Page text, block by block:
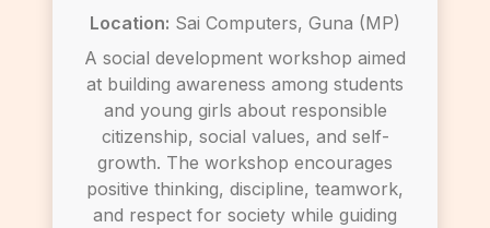
Location: Sai Computers, Guna (MP)
A social development workshop aimed
at building awareness among students
and young girls about responsible
citizenship, social values, and self-
growth. The workshop encourages
positive thinking, discipline, teamwork,
and respect for society while guiding